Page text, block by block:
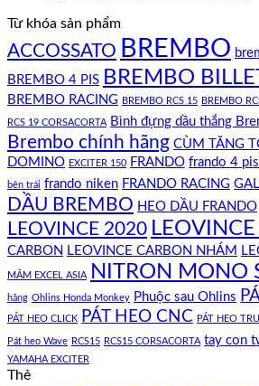
Từ khóa sản phẩm
ACCOSSATO BREMBO
BREMBO 4 PIS BREMBO
BREMBO RACING BREMBO RCS 15 BREMBO
RCS 19 CORSACORTA Bình đựng dầu thắng
Brembo chính hãng CÙM TĂNG
DOMINO EXCITER 150 FRANDO frando 4
bên trái frando niken FRANDO RACING
DẦU BREMBO HEO DẦU FRANDO
LEOVINCE 2020
CARBON LEOVINCE CARBON NHÁM
MÂM EXCEL ASIA NITRON MONO
hãng Ohlins Honda Monkey Phuộc sau Ohlins
PÁT HEO CLICK PÁT HEO CNC PÁT HEO
Pát heo Wave RCS15 RCS15 CORSACORTA tay con
YAMAHA EXCITER
Thẻ